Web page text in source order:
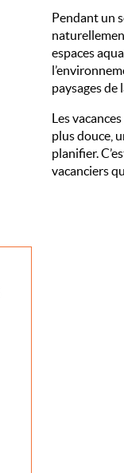
Pendant un
espaces
paysages de
Les
plus douce,
planifier.
vacanciers